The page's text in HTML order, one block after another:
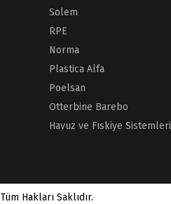
Solem
RPE
Norma
Plastica Alfa
Poelsan
Otterbine Barebo
Havuz ve Fıskiye Sistemleri
Tüm Hakları Saklıdır.